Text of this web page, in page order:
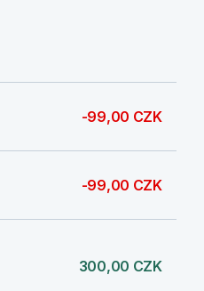
-99,00 CZK
-99,00 CZK
300,00 CZK